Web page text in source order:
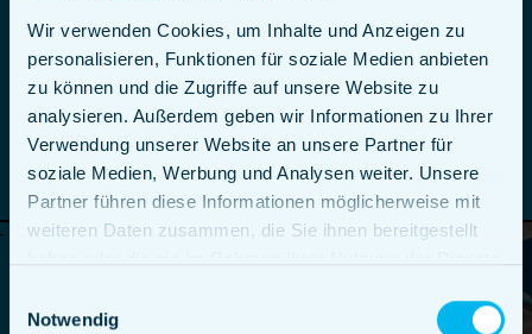
Wir verwenden Cookies, um Inhalte und Anzeigen zu
personalisieren, Funktionen für soziale Medien anbieten
zu können und die Zugriffe auf unsere Website zu
analysieren. Außerdem geben wir Informationen zu Ihrer
Verwendung unserer Website an unsere Partner für
soziale Medien, Werbung und Analysen weiter. Unsere
Partner führen diese Informationen möglicherweise mit
weiteren Daten zusammen, die Sie ihnen bereitgestellt
Notwendig
kleinen Feiern bis zu sehr große
Veranstaltungen mit sagenhaftem Essen und
Getränken ausstatten. Egal ob Buffet Catering
oder doch ein Foodtruck, mit uns wird jedes
Event unvergesslich.